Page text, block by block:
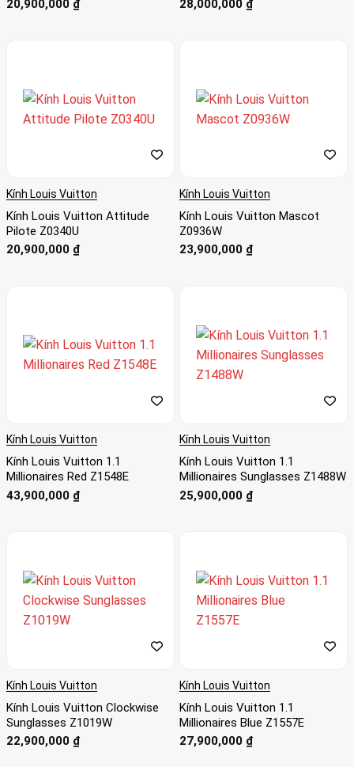
20,900,000 ₫ 28,000,000 ₫
Kính Louis Vuitton
Kính Louis Vuitton Attitude
Pilote Z0340U
20,900,000 ₫
Kính Louis Vuitton
Kính Louis Vuitton Mascot
Z0936W
23,900,000 ₫
Kính Louis Vuitton
Kính Louis Vuitton 1.1
Millionaires Red Z1548E
43,900,000 ₫
Kính Louis Vuitton
Kính Louis Vuitton 1.1
Millionaires Sunglasses Z1488W
25,900,000 ₫
Kính Louis Vuitton
Kính Louis Vuitton Clockwise
Sunglasses Z1019W
22,900,000 ₫
Kính Louis Vuitton
Kính Louis Vuitton 1.1
Millionaires Blue Z1557E
27,900,000 ₫